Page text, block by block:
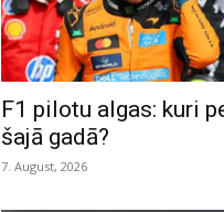
F1 pilotu algas: kuri
šajā gadā?
7. August, 2026